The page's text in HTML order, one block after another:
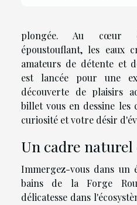
plongée. Au cœur
époustouflant, les eaux
amateurs de détente et
est lancée pour une
découverte de plaisirs
billet vous en dessine
curiosité et votre désir
Un cadre
Immergez-vous dans
bains de la Forge
délicatesse dans